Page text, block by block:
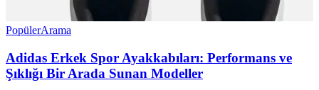
PopülerArama
Adidas Erkek Spor Ayakkabıları: Performans ve
Şıklığı Bir Arada Sunan Modeller